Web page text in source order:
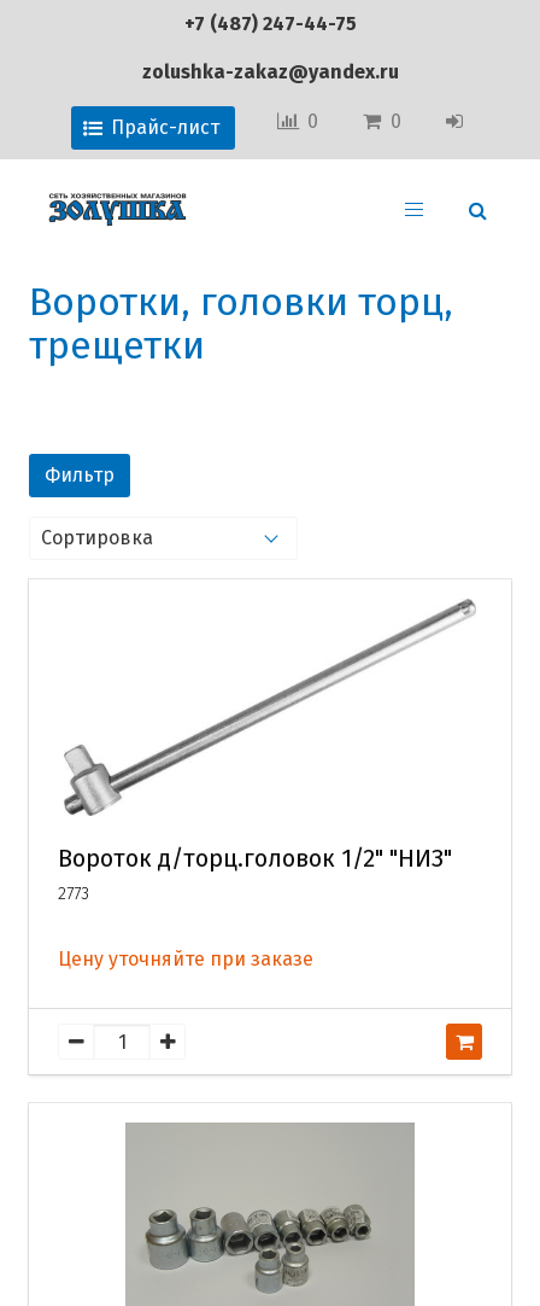
+7 (487) 247-44-75
zolushka-zakaz@yandex.ru
Прайс-лист 0 0
Воротки, головки торц,
трещетки
Фильтр
Вороток д/торц.головок 1/2" "НИЗ"
2773
Цену уточняйте при заказе